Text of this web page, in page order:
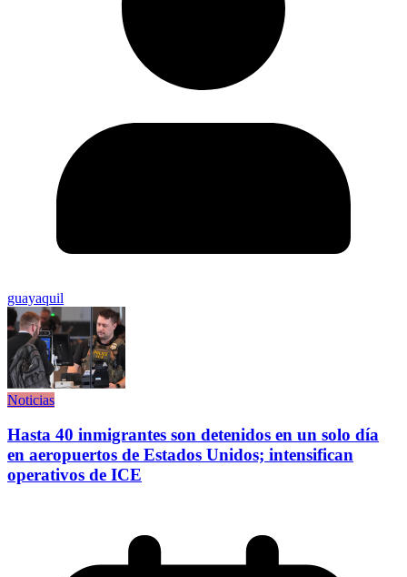
guayaquil
Noticias
Hasta 40 inmigrantes son detenidos en un solo día
en aeropuertos de Estados Unidos; intensifican
operativos de ICE